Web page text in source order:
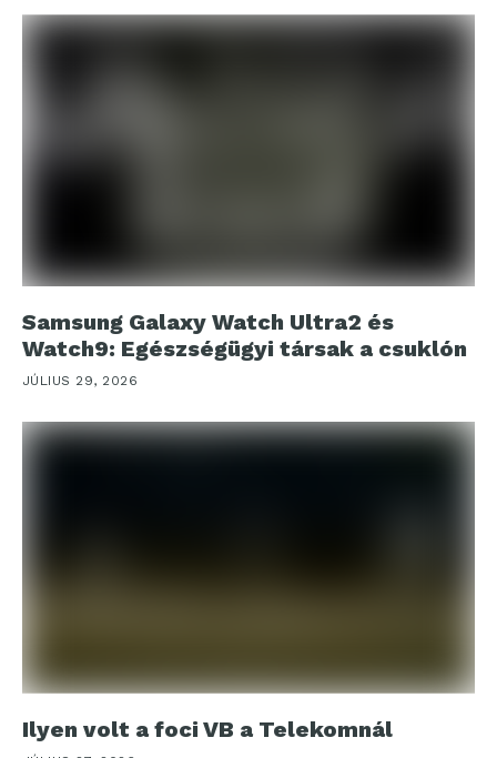
Samsung Galaxy Watch Ultra2 és
Watch9: Egészségügyi társak a csuklón
JÚLIUS 29, 2026
Ilyen volt a foci VB a Telekomnál